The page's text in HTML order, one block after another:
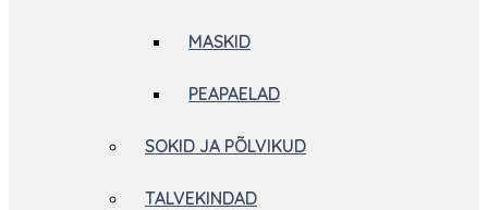
MASKID
PEAPAELAD
SOKID JA PÕLVIKUD
TALVEKINDAD